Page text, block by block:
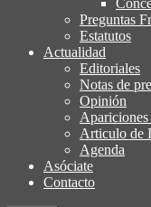
ciudadanía,
Preguntas
Estatutos
Actualidad
Editoriales
Notas de
Opinión
Articulo de
Agenda
Asóciate
Contacto